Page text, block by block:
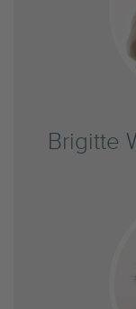
Brigitte